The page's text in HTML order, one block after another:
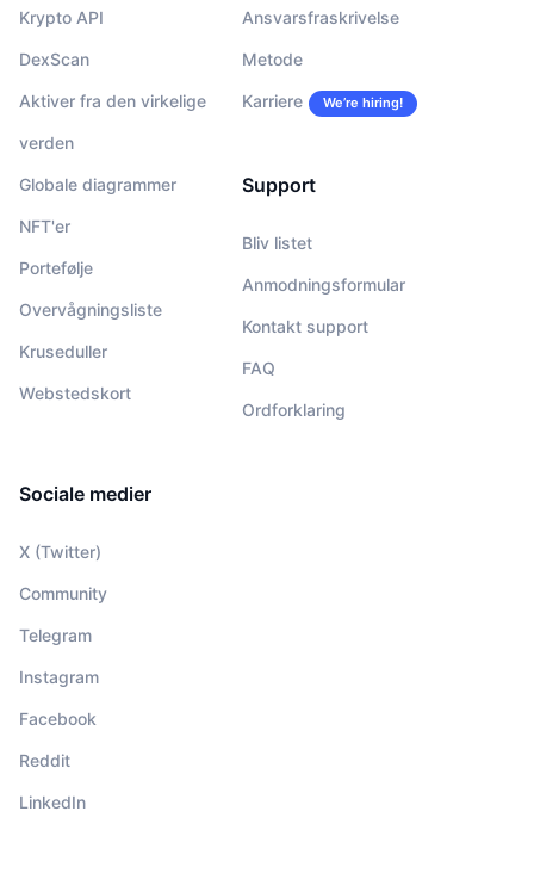
Krypto API
DexScan
Aktiver fra den virkelige
verden
Globale diagrammer
NFT'er
Portefølje
Overvågningsliste
Kruseduller
Webstedskort
Ansvarsfraskrivelse
Metode
Karriere We’re hiring!
Support
Bliv listet
Anmodningsformular
Kontakt support
FAQ
Ordforklaring
Sociale medier
X (Twitter)
Community
Telegram
Instagram
Facebook
Reddit
LinkedIn